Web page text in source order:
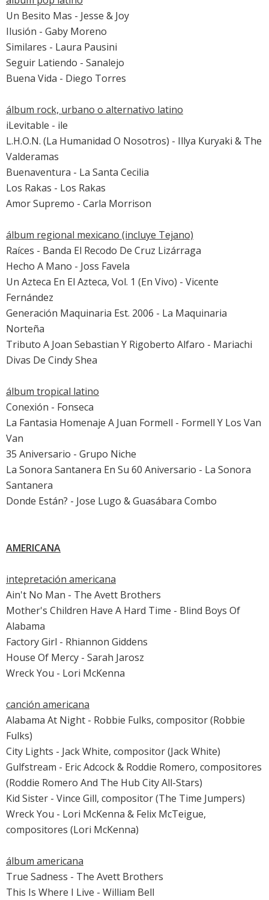
Un Besito Mas - Jesse & Joy
Ilusión - Gaby Moreno
Similares - Laura Pausini
Seguir Latiendo - Sanalejo
Buena Vida - Diego Torres
álbum rock, urbano o alternativo latino
iLevitable - ile
L.H.O.N. (La Humanidad O Nosotros) - Illya Kuryaki & The
Valderamas
Buenaventura - La Santa Cecilia
Los Rakas - Los Rakas
Amor Supremo - Carla Morrison
álbum regional mexicano (incluye Tejano)
Raíces - Banda El Recodo De Cruz Lizárraga
Hecho A Mano - Joss Favela
Un Azteca En El Azteca, Vol. 1 (En Vivo) - Vicente
Fernández
Generación Maquinaria Est. 2006 - La Maquinaria
Norteña
Tributo A Joan Sebastian Y Rigoberto Alfaro - Mariachi
Divas De Cindy Shea
álbum tropical latino
Conexión - Fonseca
La Fantasia Homenaje A Juan Formell - Formell Y Los Van
Van
35 Aniversario - Grupo Niche
La Sonora Santanera En Su 60 Aniversario - La Sonora
Santanera
Donde Están? - Jose Lugo & Guasábara Combo
AMERICANA
intepretación americana
Ain't No Man - The Avett Brothers
Mother's Children Have A Hard Time - Blind Boys Of
Alabama
Factory Girl - Rhiannon Giddens
House Of Mercy - Sarah Jarosz
Wreck You - Lori McKenna
canción americana
Alabama At Night - Robbie Fulks, compositor (Robbie
Fulks)
City Lights - Jack White, compositor (Jack White)
Gulfstream - Eric Adcock & Roddie Romero, compositores
(Roddie Romero And The Hub City All-Stars)
Kid Sister - Vince Gill, compositor (The Time Jumpers)
Wreck You - Lori McKenna & Felix McTeigue,
compositores (Lori McKenna)
álbum americana
True Sadness - The Avett Brothers
This Is Where I Live - William Bell